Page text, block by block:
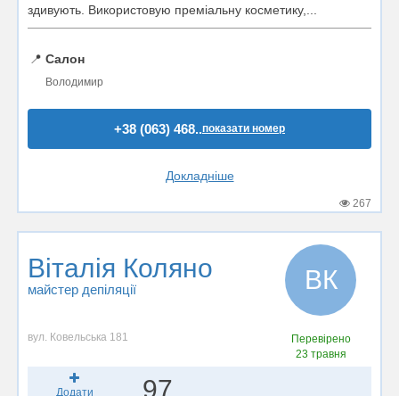
здивують. Використовую преміальну косметику,...
📍 Салон
Володимир
+38 (063) 468..показати номер
Докладніше
267
Віталія Коляно
майстер депіляції ВК
вул. Ковельська 181
Перевірено
23 травня
Додати 97